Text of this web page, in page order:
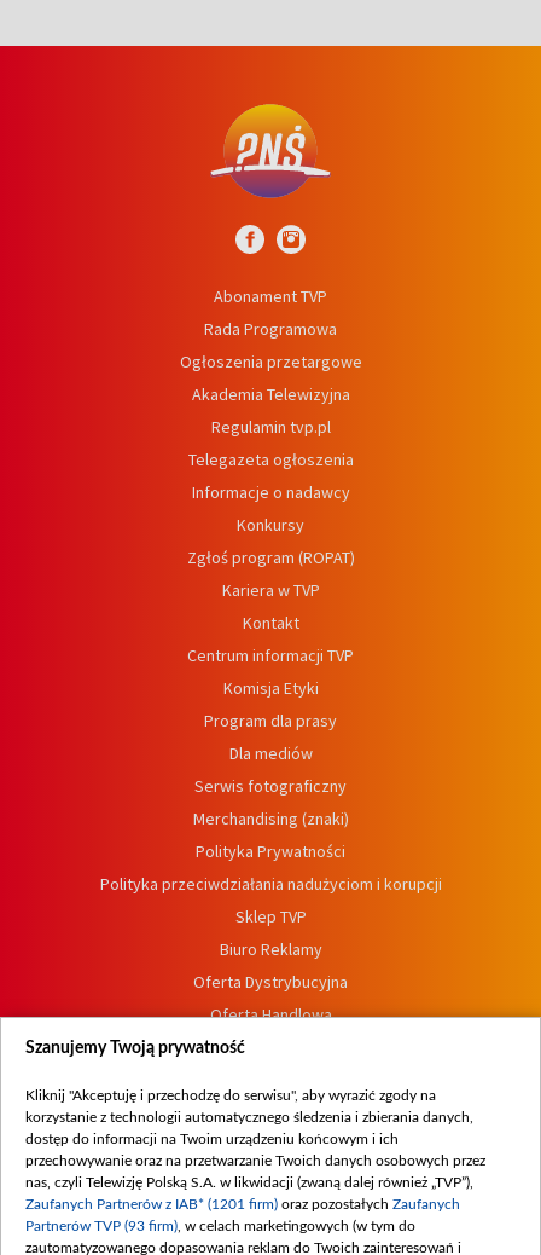
Abonament TVP
Rada Programowa
Ogłoszenia przetargowe
Akademia Telewizyjna
Regulamin tvp.pl
Telegazeta ogłoszenia
Informacje o nadawcy
Konkursy
Zgłoś program (ROPAT)
Kariera w TVP
Kontakt
Centrum informacji TVP
Komisja Etyki
Program dla prasy
Dla mediów
Serwis fotograficzny
Merchandising (znaki)
Polityka Prywatności
Polityka przeciwdziałania nadużyciom i korupcji
Sklep TVP
Biuro Reklamy
Oferta Dystrybucyjna
Oferta Handlowa
Dostępność
Procedura zgłoszeń wewnętrznych
Szanujemy Twoją prywatność
Kliknij "Akceptuję i przechodzę do serwisu", aby wyrazić zgody na
korzystanie z technologii automatycznego śledzenia i zbierania danych,
dostęp do informacji na Twoim urządzeniu końcowym i ich
przechowywanie oraz na przetwarzanie Twoich danych osobowych przez
nas, czyli Telewizję Polską S.A. w likwidacji (zwaną dalej również „TVP”),
Zaufanych Partnerów z IAB* (1201 firm) oraz pozostałych Zaufanych
Partnerów TVP (93 firm) , w celach marketingowych (w tym do
zautomatyzowanego dopasowania reklam do Twoich zainteresowań i